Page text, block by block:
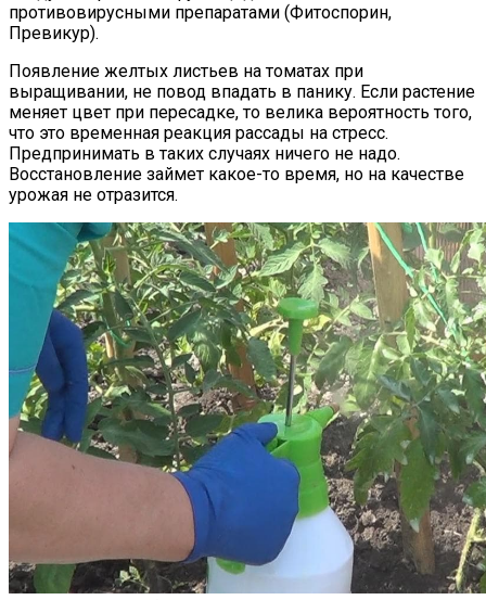
противовирусными препаратами (Фитоспорин,
Превикур).
Появление желтых листьев на томатах при
выращивании, не повод впадать в панику. Если растение
меняет цвет при пересадке, то велика вероятность того,
что это временная реакция рассады на стресс.
Предпринимать в таких случаях ничего не надо.
Восстановление займет какое-то время, но на качестве
урожая не отразится.